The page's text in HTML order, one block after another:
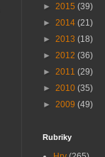
► 2015 (39)
► 2014 (21)
► 2013 (18)
► 2012 (36)
► 2011 (29)
► 2010 (35)
► 2009 (49)
Rubriky